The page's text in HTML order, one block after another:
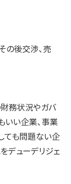
の後交渉、売
務状況やガバ
いい企業、事業
ても問題ない企
デューデリジェ